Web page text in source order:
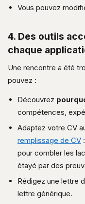
Vous pouvez
4. Des outils
chaque
Une rencontre a été
pouvez :
Découvrez
compétences,
Adaptez votre CV
remplissage de CV
pour combler les
étayé par des
Rédigez une lettre
lettre générique.